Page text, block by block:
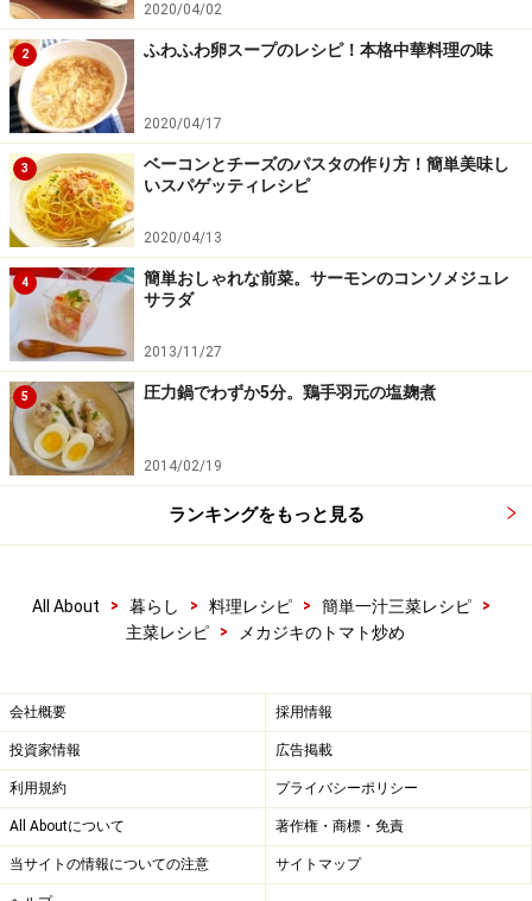
4
野菜を炒める
同じフライパンに残りのオリーブオイルを入れ、ニンニ
クを炒め、香りが出たら、玉ねぎも加えて炒めます。玉
ねぎが透き通るまで炒めたら、トマトを加え、崩れるま
で炒めます。
5
メカジキをフライパンに戻す
メカジキをフライパンに戻し、全体によく混ざて、2～3
2020/04/02
2 ふわふわ卵スープのレシピ！本格中華料理の味
2020/04/17
3
ベーコンとチーズのパスタの作り方！簡単美味し
いスパゲッティレシピ
2020/04/13
4
簡単おしゃれな前菜。サーモンのコンソメジュレ
サラダ
2013/11/27
5 圧力鍋でわずか5分。鶏手羽元の塩麹煮
2014/02/19
ランキングをもっと見る
All About > 暮らし > 料理レシピ > 簡単一汁三菜レシピ
>
主菜レシピ
> メカジキのトマト炒め
会社概要 採用情報
投資家情報 広告掲載
利用規約 プライバシーポリシー
All Aboutについて 著作権・商標・免責
当サイトの情報についての注意 サイトマップ